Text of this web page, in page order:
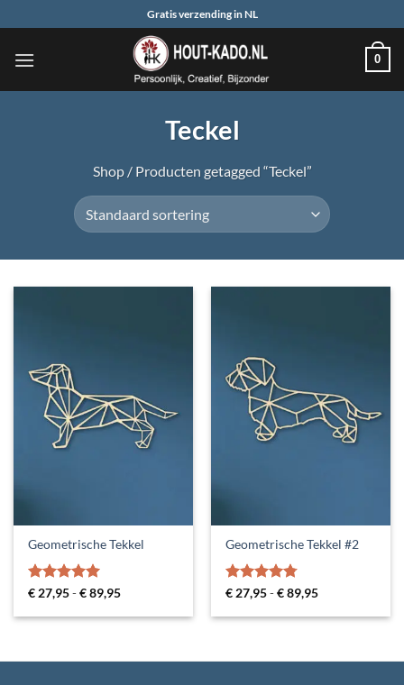
naar
inhoud
Gratis verzending in NL
0
Teckel
Shop / Producten getagged “Teckel”
Geometrische Tekkel
Gewaardeerd
€ 27,95-€89,95Prijsklasse:
tot
Geometrische Tekkel #2
Gewaardeerd
€ 27,95-€89,95Prijsklasse:
tot